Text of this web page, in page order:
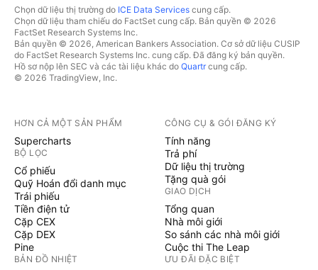
Chọn dữ liệu thị trường do ICE Data Services cung cấp.
Chọn dữ liệu tham chiếu do FactSet cung cấp. Bản quyền © 2026
FactSet Research Systems Inc.
Bản quyền © 2026, American Bankers Association. Cơ sở dữ liệu CUSIP
do FactSet Research Systems Inc. cung cấp. Đã đăng ký bản quyền.
Hồ sơ nộp lên SEC và các tài liệu khác do Quartrcung cấp.
© 2026 TradingView, Inc.
HƠN CẢ MỘT SẢN PHẨM
Supercharts
BỘ LỌC
Cổ phiếu
Quỹ Hoán đổi danh mục
Trái phiếu
Tiền điện tử
Cặp CEX
Cặp DEX
Pine
BẢN ĐỒ NHIỆT
CÔNG CỤ & GÓI ĐĂNG KÝ
Tính năng
Trả phí
Dữ liệu thị trường
Tặng quà gói
GIAO DỊCH
Tổng quan
Nhà môi giới
So sánh các nhà môi giới
Cuộc thi The Leap
ƯU ĐÃI ĐẶC BIỆT